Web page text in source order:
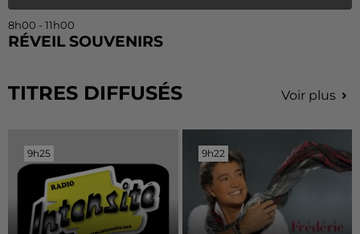
8h00 - 11h00
RÉVEIL SOUVENIRS
TITRES DIFFUSÉS Voir plus
9h25
9h25 9h22
9h22